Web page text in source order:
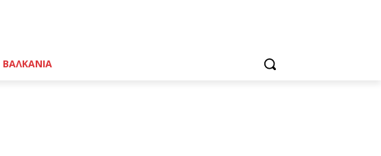
ΒΑΛΚΑΝΙΑ